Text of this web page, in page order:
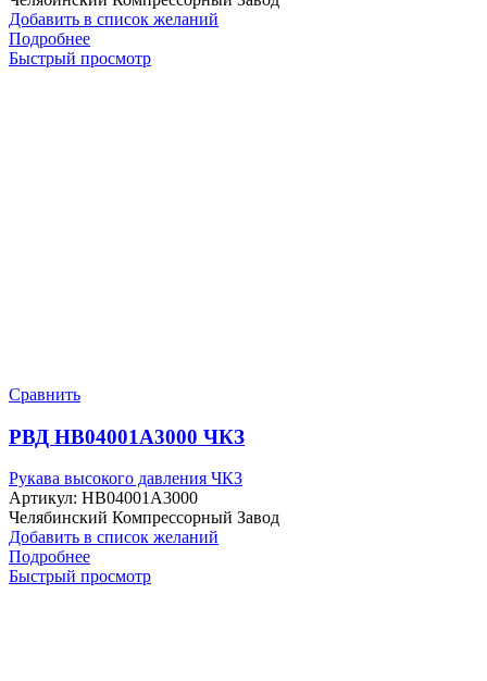
Добавить в список желаний
Подробнее
Быстрый просмотр
Сравнить
РВД HB04001A3000 ЧКЗ
Рукава высокого давления ЧКЗ
Артикул: HB04001A3000
Челябинский Компрессорный Завод
Добавить в список желаний
Подробнее
Быстрый просмотр